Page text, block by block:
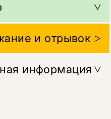
и отрывок
информация